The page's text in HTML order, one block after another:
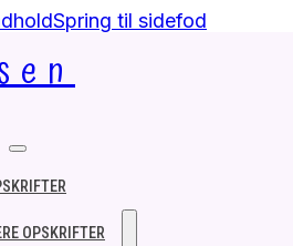
Spring til sidefod
OPSKRIFTER